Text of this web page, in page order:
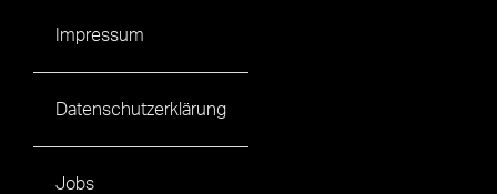
Impressum
Datenschutzerklärung
Jobs